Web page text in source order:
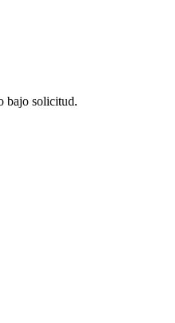
bajo solicitud.